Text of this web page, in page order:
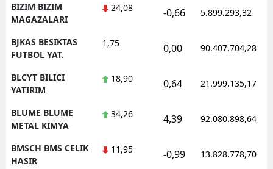
BIZIM BIZIM
MAGAZALARI
24,08 -0,66 5.899.293,32
BJKAS BESIKTAS
FUTBOL YAT.
1,75 0,00 90.407.704,28
BLCYT BILICI
YATIRIM
18,90 0,64 21.999.135,17
BLUME BLUME
METAL KIMYA
34,26 4,39 92.080.898,64
BMSCH BMS CELIK
HASIR
11,95 -0,99 13.828.778,70